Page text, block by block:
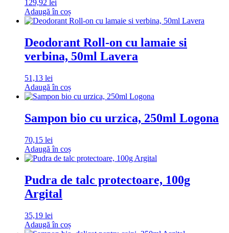
129,92 lei
Adaugă în coș
Deodorant Roll-on cu lamaie si
verbina, 50ml Lavera
51,13 lei
Adaugă în coș
Sampon bio cu urzica, 250ml Logona
70,15 lei
Adaugă în coș
Pudra de talc protectoare, 100g
Argital
35,19 lei
Adaugă în coș